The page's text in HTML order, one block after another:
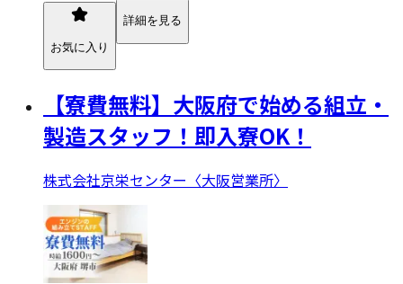
お気に入り
詳細を見る
【寮費無料】大阪府で始める組立・
製造スタッフ！即入寮OK！
株式会社京栄センター〈大阪営業所〉